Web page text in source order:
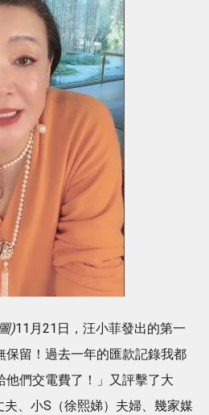
)11月21日，汪小菲發出的第一
保留！過去一年的匯款記錄我都
他們交電費了！」又評擊了大
、小S（徐熙娣）夫婦、幾家媒